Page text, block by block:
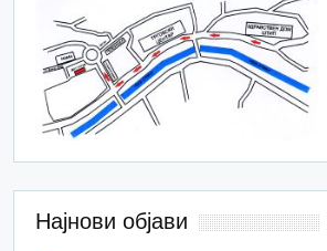
Најнови објави